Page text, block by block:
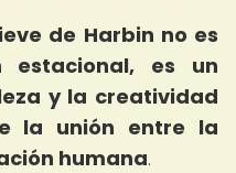
de Harbin no es
estacional, es un
y la creatividad
la unión entre la
humana.